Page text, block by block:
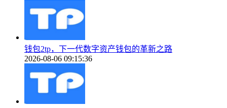
钱包2tp，下一代数字资产钱包的革新之路
2026-08-06 09:15:36